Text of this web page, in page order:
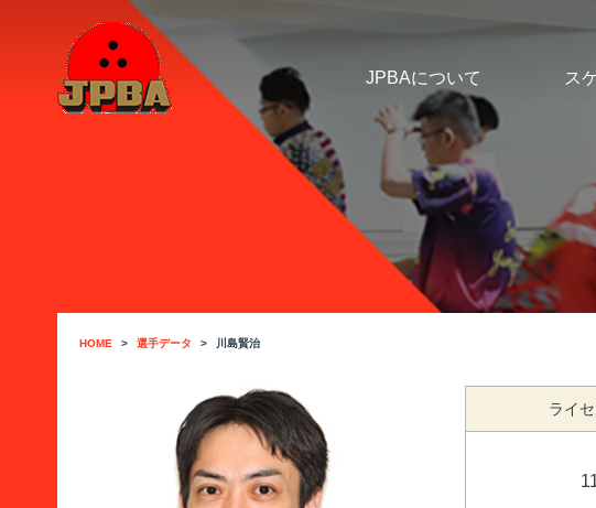
JPBAについて ス
HOME 選手データ 川島賢治
ライ